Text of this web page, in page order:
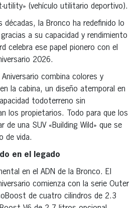
utility» (vehículo utilitario deportivo).
décadas, la Bronco ha redefinido lo
a su capacidad y rendimiento
celebra ese papel pionero con el
2026.
combina colores y
la cabina, un diseño atemporal en
todoterreno sin
los propietarios. Todo para que los
de una SUV «Building Wild» que se
de vida.
en el legado
en el ADN de la Bronco. El
comienza con la serie Outer
de cuatro cilindros de 2.3